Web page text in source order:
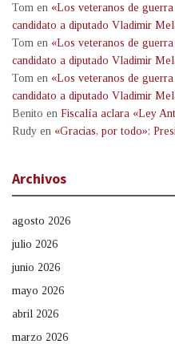
Tom en «Los veteranos de
candidato a diputado Vladimir
Tom en «Los veteranos de
candidato a diputado Vladimir
Tom en «Los veteranos de
candidato a diputado Vladimir
Benito en Fiscalía aclara «Ley
Rudy en «Gracias, por todo»:
Archivos
agosto 2026
julio 2026
junio 2026
mayo 2026
abril 2026
marzo 2026